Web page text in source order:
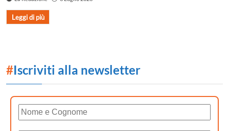
Leggi di più
#Iscriviti alla newsletter